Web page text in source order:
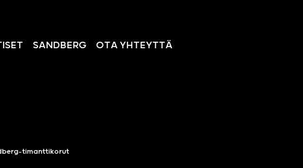
SANDBERG OTA YHTEYTTÄ
timanttikorut